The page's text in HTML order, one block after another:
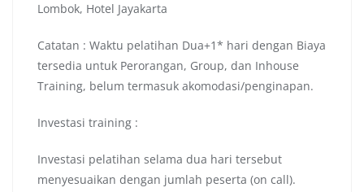
Lombok, Hotel Jayakarta
Catatan : Waktu pelatihan Dua+1* hari dengan Biaya
tersedia untuk Perorangan, Group, dan Inhouse
Training, belum termasuk akomodasi/penginapan.
Investasi training :
Investasi pelatihan selama dua hari tersebut
menyesuaikan dengan jumlah peserta (on call).